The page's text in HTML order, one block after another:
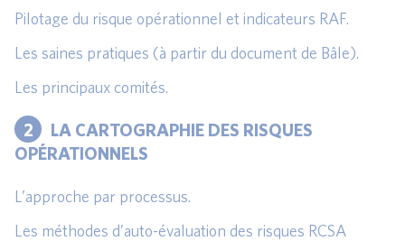
Pilotage du risque opérationnel et indicateurs RAF.
Les saines pratiques (à partir du document de Bâle).
Les principaux comités.
2
LA CARTOGRAPHIE DES RISQUES
OPÉRATIONNELS
L’approche par processus.
Les méthodes d’auto-évaluation des risques RCSA